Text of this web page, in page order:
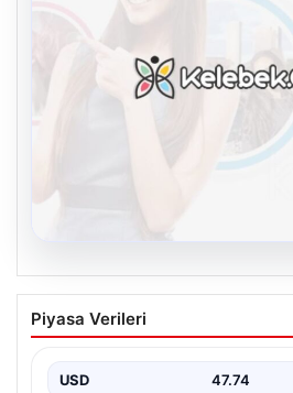
Kelebek sohbet
İletişimin Güvenli Adresi
İnternet çağında insanların
Piyasa Verileri
USD 47.74